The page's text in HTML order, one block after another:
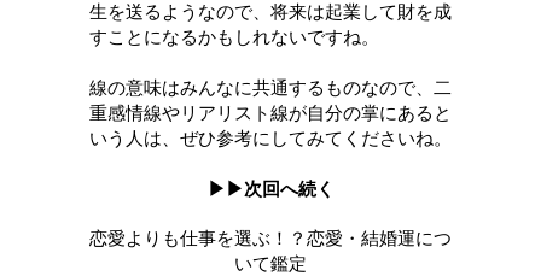
生を送るようなので、将来は起業して財を成
すことになるかもしれないですね。
線の意味はみんなに共通するものなので、
二
重感情線やリアリスト線が自分の掌にあると
いう人は、ぜひ参考にしてみてくださいね。
▶▶次回へ続く
恋愛よりも仕事を選ぶ！？恋愛・結婚運につ
いて鑑定